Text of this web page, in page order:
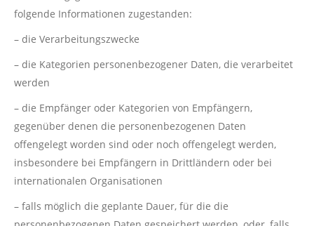
folgende Informationen zugestanden:
– die Verarbeitungszwecke
– die Kategorien personenbezogener Daten, die verarbeitet
werden
– die Empfänger oder Kategorien von Empfängern,
gegenüber denen die personenbezogenen Daten
offengelegt worden sind oder noch offengelegt werden,
insbesondere bei Empfängern in Drittländern oder bei
internationalen Organisationen
– falls möglich die geplante Dauer, für die die